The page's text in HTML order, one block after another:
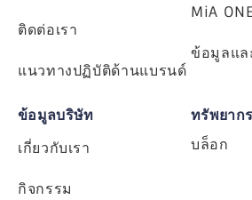
ติดต่อเรา
แนวทางปฏิบัติด้านแบรนด์
MiA
ข้อมูลแล
ข้อมูลบริษัท
เกี่ยวกับเรา
กิจกรรม
ทรัพยากร
บล็อก